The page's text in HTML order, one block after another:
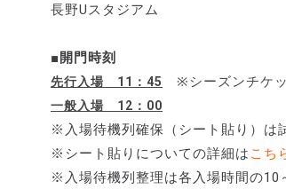
長野Uスタジアム
■開門時刻
先行入場 11：45 ※シーズンチケ
一般入場 12：00
※入場待機列確保（シート貼り）は
※シート貼りについての詳細は こち
※入場待機列整理は各入場時間の10